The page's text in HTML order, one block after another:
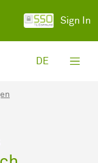
Sign In
DE